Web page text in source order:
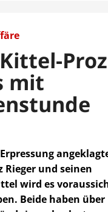
mit
Rieger und seinen
wird es
Beide haben